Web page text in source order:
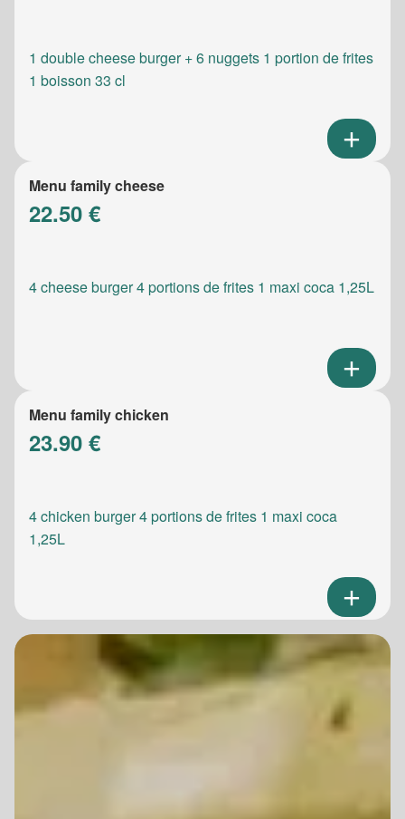
1 double cheese burger + 6 nuggets 1 portion de frites
1 boisson 33 cl
Menu family cheese
22.50 €
4 cheese burger 4 portions de frites 1 maxi coca 1,25L
Menu family chicken
23.90 €
4 chicken burger 4 portions de frites 1 maxi coca
1,25L